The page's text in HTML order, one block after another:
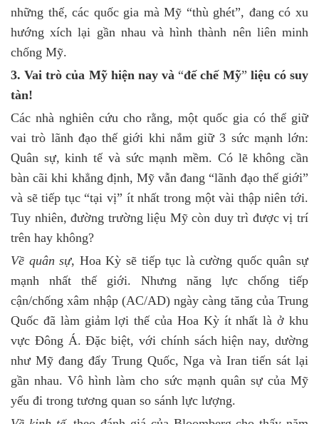
những thế, các quốc gia mà Mỹ “thù ghét”, đang có xu
hướng xích lại gần nhau và hình thành nên liên minh
chống Mỹ.
3. Vai trò của Mỹ hiện nay và “đế chế Mỹ” liệu có suy
tàn!
Các nhà nghiên cứu cho rằng, một quốc gia có thể giữ
vai trò lãnh đạo thế giới khi nắm giữ 3 sức mạnh lớn:
Quân sự, kinh tế và sức mạnh mềm. Có lẽ không cần
bàn cãi khi khẳng định, Mỹ vẫn đang “lãnh đạo thế giới”
và sẽ tiếp tục “tại vị” ít nhất trong một vài thập niên tới.
Tuy nhiên, đường trường liệu Mỹ còn duy trì được vị trí
trên hay không?
Về quân sự, Hoa Kỳ sẽ tiếp tục là cường quốc quân sự
mạnh nhất thế giới. Nhưng năng lực chống tiếp
cận/chống xâm nhập (AC/AD) ngày càng tăng của Trung
Quốc đã làm giảm lợi thế của Hoa Kỳ ít nhất là ở khu
vực Đông Á. Đặc biệt, với chính sách hiện nay, dường
như Mỹ đang đẩy Trung Quốc, Nga và Iran tiến sát lại
gần nhau. Vô hình làm cho sức mạnh quân sự của Mỹ
yếu đi trong tương quan so sánh lực lượng.